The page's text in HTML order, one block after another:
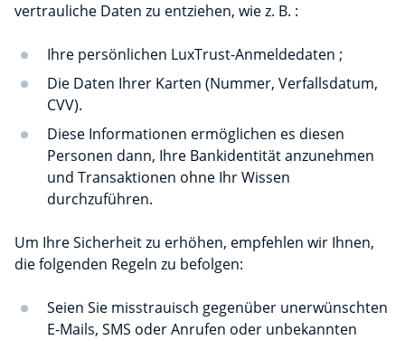
vertrauliche Daten zu entziehen, wie z. B. :
Ihre persönlichen LuxTrust-Anmeldedaten ;
Die Daten Ihrer Karten (Nummer, Verfallsdatum,
CVV).
Diese Informationen ermöglichen es diesen
Personen dann, Ihre Bankidentität anzunehmen
und Transaktionen ohne Ihr Wissen
durchzuführen.
Um Ihre Sicherheit zu erhöhen, empfehlen wir Ihnen,
die folgenden Regeln zu befolgen:
Seien Sie misstrauisch gegenüber unerwünschten
E-Mails, SMS oder Anrufen oder unbekannten